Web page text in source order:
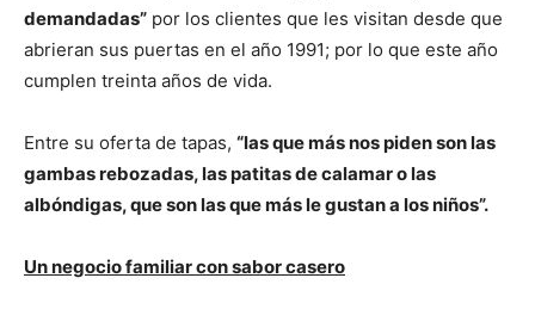
demandadas” por los clientes que les visitan desde que
abrieran sus puertas en el año 1991; por lo que este año
cumplen treinta años de vida.
Entre su oferta de tapas, “las que más nos piden son las
gambas rebozadas, las patitas de calamar o las
albóndigas, que son las que más le gustan a los niños”.
Un negocio familiar con sabor casero